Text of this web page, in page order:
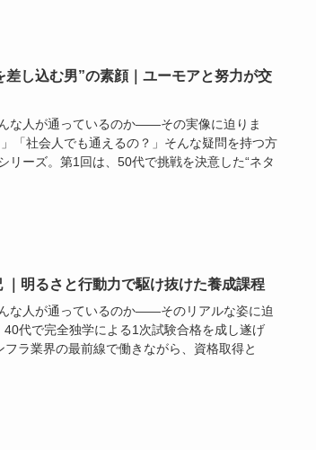
し込む男”の素顔｜ユーモアと努力が交
な人が通っているのか――その実像に迫りま
「社会人でも通えるの？」そんな疑問を持つ方
リーズ。第1回は、50代で挑戦を決意した“ネタ
｜明るさと行動力で駆け抜けた養成課程
な人が通っているのか――そのリアルな姿に迫
代で完全独学による1次試験合格を成し遂げ
フラ業界の最前線で働きながら、資格取得と